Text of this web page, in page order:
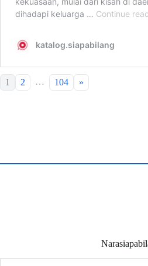
1 2 … 104 »